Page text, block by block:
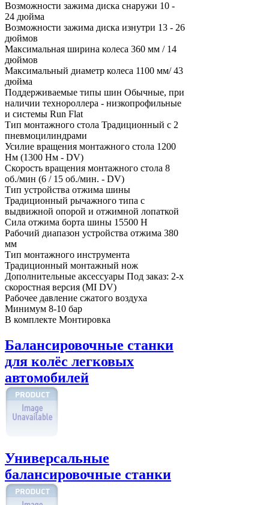
Возможности зажима диска снаружи 10 -
24 дюйма
Возможности зажима диска изнутри 13 - 26
дюймов
Максимальная ширина колеса 360 мм / 14
дюймов
Максимальный диаметр колеса 1100 мм/ 43
дюйма
Поддерживаемые типы шин Обычные, при
наличии технороллера - низкопрофильные
и системы Run Flat
Тип монтажного стола Традиционный с 2
пневмоцилиндрами
Усилие вращения монтажного стола 1200
Нм (1300 Нм - DV)
Скорость вращения монтажного стола 8
об./мин (6 / 15 об./мин. - DV)
Тип устройства отжима шины
Традиционный рычажного типа с
выдвижной опорой и отжимной лопаткой
Сила отжима борта шины 15500 Н
Рабочий диапазон устройства отжима 380
мм
Тип монтажного инструмента
Традиционный монтажный нож
Дополнительные аксессуары Под заказ: 2-х
скоростная версия (MI DV)
Рабочее давление сжатого воздуха
Минимум 8-10 бар
В комплекте Монтировка
Балансировочные станки
для колёс легковых
автомобилей
Универсальные
балансировочные станки